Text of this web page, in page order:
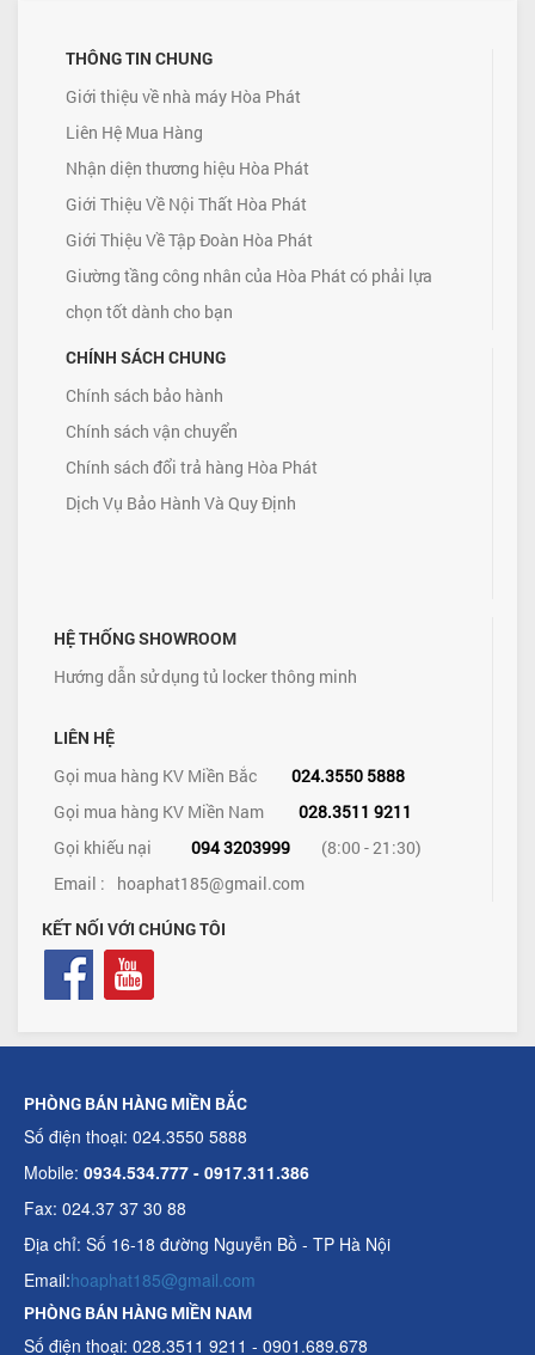
THÔNG TIN CHUNG
Giới thiệu về nhà máy Hòa Phát
Liên Hệ Mua Hàng
Nhận diện thương hiệu Hòa Phát
Giới Thiệu Về Nội Thất Hòa Phát
Giới Thiệu Về Tập Đoàn Hòa Phát
Giường tầng công nhân của Hòa Phát có phải lựa
chọn tốt dành cho bạn
CHÍNH SÁCH CHUNG
Chính sách bảo hành
Chính sách vận chuyển
Chính sách đổi trả hàng Hòa Phát
Dịch Vụ Bảo Hành Và Quy Định
HỆ THỐNG SHOWROOM
Hướng dẫn sử dụng tủ locker thông minh
LIÊN HỆ
Gọi mua hàng KV Miền Bắc
024.3550 5888
Gọi mua hàng KV Miền Nam
028.3511 9211
Gọi khiếu nại
094 3203999
(8:00 - 21:30)
Email : hoaphat185@gmail.com
KẾT NỐI VỚI CHÚNG TÔI
PHÒNG BÁN HÀNG MIỀN BẮC
Số điện thoại: 024.3550 5888
Mobile: 0934.534.777 - 0917.311.386
Fax: 024.37 37 30 88
Địa chỉ: Số 16-18 đường Nguyễn Bồ - TP Hà Nội
Email:hoaphat185@gmail.com
PHÒNG BÁN HÀNG MIỀN NAM
Số điện thoại: 028.3511 9211 - 0901.689.678